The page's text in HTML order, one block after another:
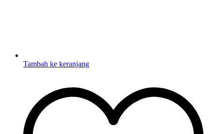
Tambah ke keranjang